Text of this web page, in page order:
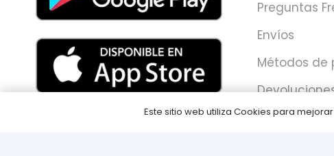
Preguntas
Envíos
Métodos de
Este sitio web utiliza Cookies para